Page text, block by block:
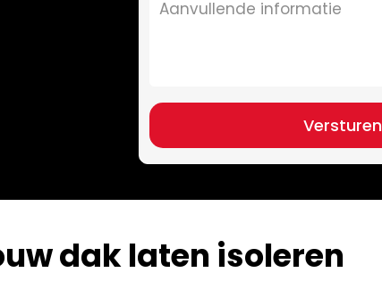
Versturen
dak laten isoleren